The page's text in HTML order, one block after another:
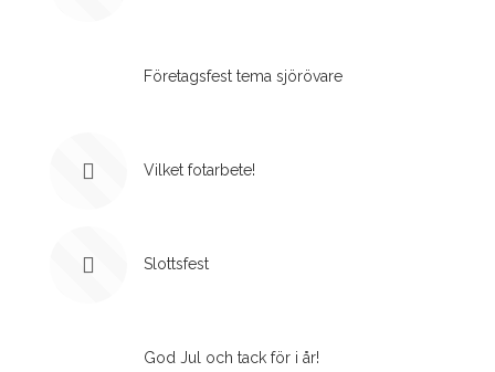
Företagsfest tema sjörövare
Vilket fotarbete!
Slottsfest
God Jul och tack för i år!